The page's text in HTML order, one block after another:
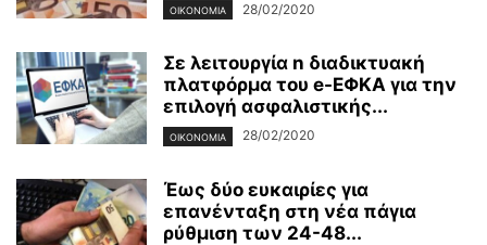
ΟΙΚΟΝΟΜΊΑ 28/02/2020
Σε λειτουργία n διαδικτυακή
πλατφόρμα του e-ΕΦΚΑ για την
επιλογή ασφαλιστικής...
ΟΙΚΟΝΟΜΊΑ 28/02/2020
Έως δύο ευκαιρίες για
επανένταξη στη νέα πάγια
ρύθμιση των 24-48...